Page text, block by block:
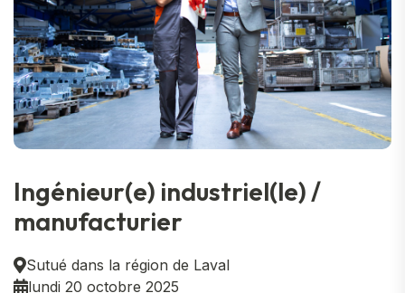
Ingénieur(e) industriel(le) /
manufacturier
Sutué dans la région de Laval
lundi 20 octobre 2025